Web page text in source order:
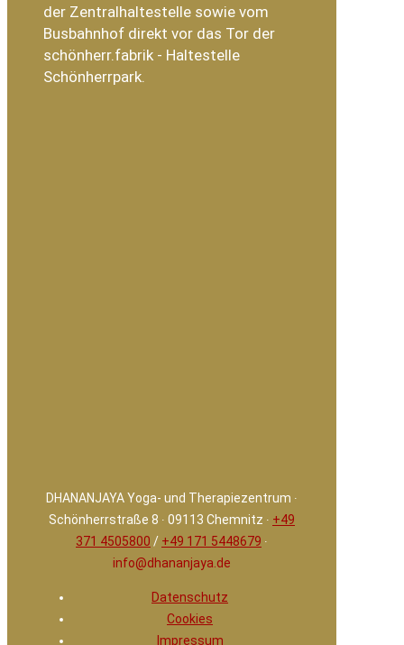
der Zentralhaltestelle sowie vom
Busbahnhof direkt vor das Tor der
schönherr.fabrik - Haltestelle
Schönherrpark.
DHANANJAYA Yoga- und Therapiezentrum ∙
Schönherrstraße 8 ∙ 09113 Chemnitz ∙ +49
371 4505800 / +49 171 5448679 ∙
info@dhananjaya.de
Datenschutz
Cookies
Impressum